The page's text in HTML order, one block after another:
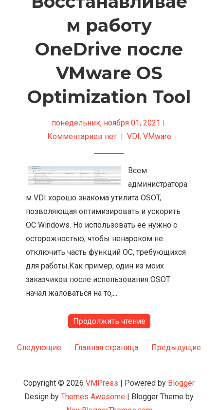
м работу
OneDrive после
VMware OS
Optimization Tool
понедельник, ноября 01, 2021 |
Комментариев нет | VDI, VMware
Всем
администратора
м VDI хорошо знакома утилита OSOT,
позволяющая оптимизировать и ускорить
ОС Windows. Но использовать её нужно с
осторожностью, чтобы ненароком не
отключить часть функций ОС, требующихся
для работы.Как пример, один из моих
заказчиков после использования OSOT
начал жаловаться на то,...
Продолжить чтение
Следующие Предыдущие
Главная страница
Copyright © 2026 VMPress | Powered by Blogger
Design by Themes Awesome | Blogger Theme by